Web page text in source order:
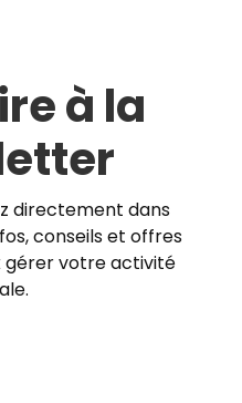
à la
directement dans
conseils et offres
gérer votre activité